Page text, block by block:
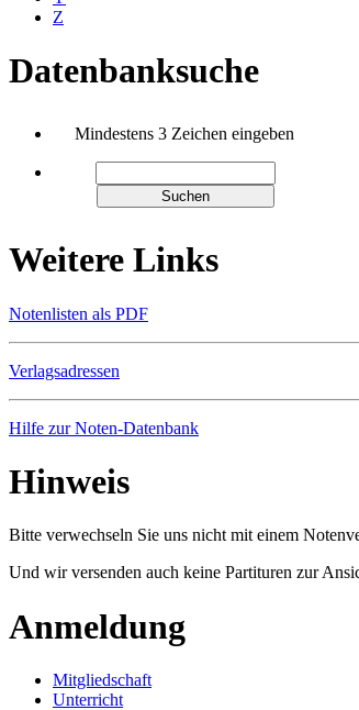
Z
Datenbanksuche
Mindestens 3 Zeichen eingeben
Weitere Links
Notenlisten als PDF
Verlagsadressen
Hilfe zur Noten-Datenbank
Hinweis
Bitte verwechseln Sie uns nicht mit einem
Und wir versenden auch keine Partituren zur
Anmeldung
Mitgliedschaft
Unterricht